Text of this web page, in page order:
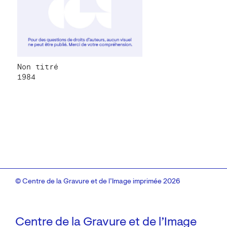
Non titré
1984
Centre de la Gravure et de l’Image
© Centre de la Gravure et de l’Image imprimée 2026